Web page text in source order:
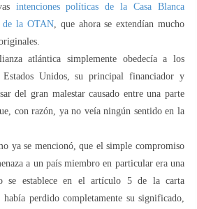
intenciones políticas de la Casa Blanca
de la OTAN, que ahora se extendían mucho
atlántica simplemente obedecía a los
Estados Unidos, su principal financiador y
del gran malestar causado entre una parte
con razón, ya no veía ningún sentido en la
ya se mencionó, que el simple compromiso
a un país miembro en particular era una
se establece en el artículo 5 de la carta
perdido completamente su significado,